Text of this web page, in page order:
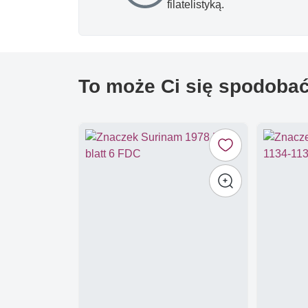
filatelistyką.
To może Ci się